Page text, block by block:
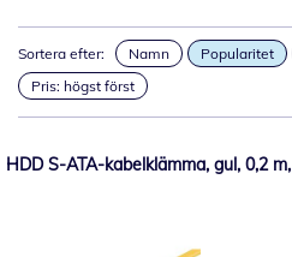
Sortera efter: Namn Popularitet
Pris: högst först
HDD S-ATA-kabelklämma, gul, 0,2 m,